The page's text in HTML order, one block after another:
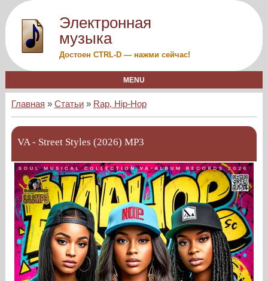
Электронная
музыка
Достоен CTRL-D — нажми сейчас!
MENU
Главная » Статьи » Rap, Hip-Hop
VA - Street Styles (2026) MP3